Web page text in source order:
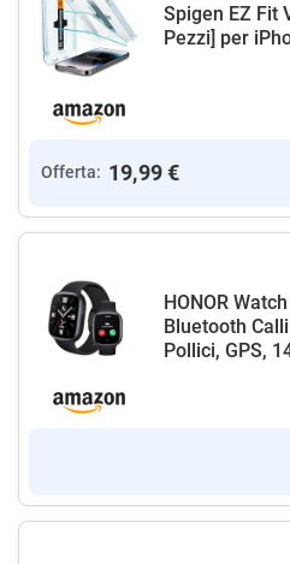
Spigen EZ Fit
Pezzi] per
Offerta: 19,99 €
HONOR
Bluetooth
Pollici, GPS,